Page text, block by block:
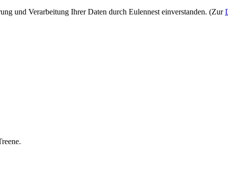
und Verarbeitung Ihrer Daten durch Eulennest einverstanden. (Zur